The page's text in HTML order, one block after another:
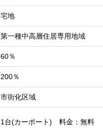
宅地
第一種中高層住居専用地域
60％
200％
市街化区域
1台(カーポート) 料金：無料